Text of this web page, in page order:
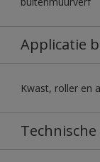
Applicatie
Kwast, roller en